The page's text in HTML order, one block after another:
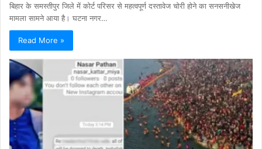
बिहार के समस्तीपुर जिले में कोर्ट परिसर से महत्वपूर्ण दस्तावेज चोरी होने का सनसनीखेज
मामला सामने आया है। घटना नगर…
Read More »